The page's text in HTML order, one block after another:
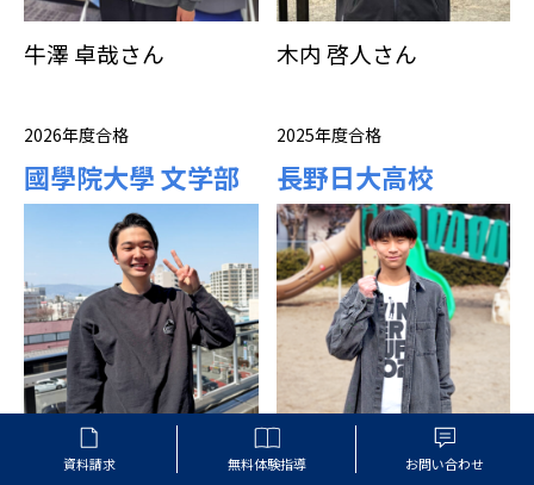
牛澤 卓哉さん 木内 啓人さん
2026年度合格
國學院大學 文学部
内山 颯大さん
2025年度合格
長野日大高校
小山 陽平さん
資料請求 無料体験指導 お問い合わせ